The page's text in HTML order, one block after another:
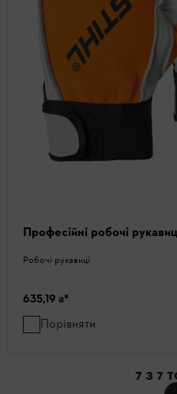
Професійні робочі
Робочі рукавиці
635,19 ₴*
Порівняти
7 З 7